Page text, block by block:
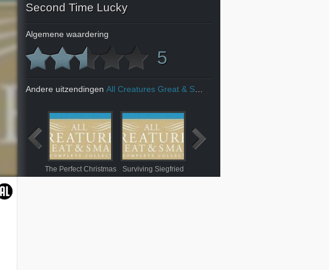
Second Time Lucky
Algemene waardering
5
Andere uitzendingen All Creatures Great & Small
The Perfect Christmas Surviving Siegfried